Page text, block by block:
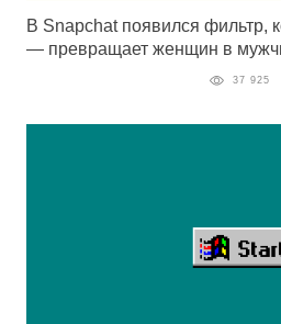
В Snapchat появился фильтр,
— превращает женщин в
37 925